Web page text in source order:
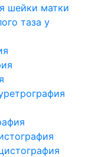
шейки матки
таза у